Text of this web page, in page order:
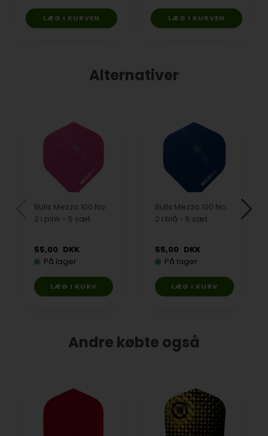
LÆG I KURVEN LÆG I KURVEN
Alternativer
Bulls Mezzo 100 No.
2 i pink - 5 sæt
55,00 DKK
På lager
Bulls Mezzo 100 No.
2 i blå - 5 sæt
55,00 DKK
På lager
Andre købte også